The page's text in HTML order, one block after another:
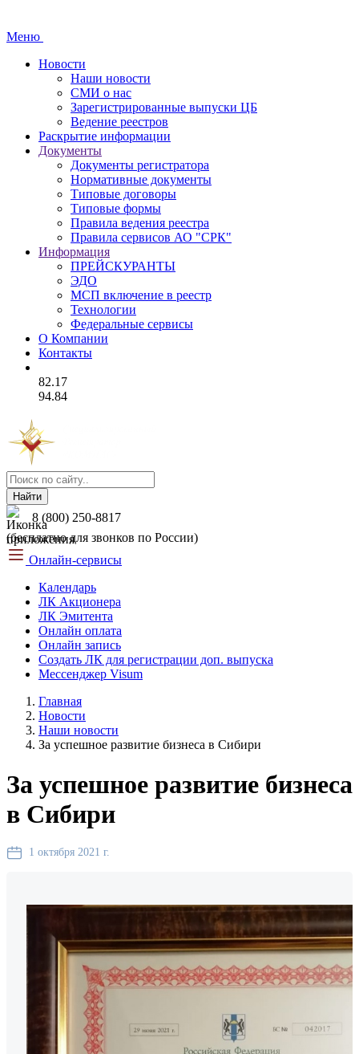
Меню
Новости
Наши новости
СМИ о нас
Зарегистрированные выпуски ЦБ
Ведение реестров
Раскрытие информации
Документы
Документы регистратора
Нормативные документы
Типовые договоры
Типовые формы
Правила ведения реестра
Правила сервисов АО "СРК"
Информация
ПРЕЙСКУРАНТЫ
ЭДО
МСП включение в реестр
Технологии
Федеральные сервисы
О Компании
Контакты
82.17
94.84
Найти
8 (800) 250-8817
(бесплатно для звонков по России)
Онлайн-сервисы
Календарь
ЛК Акционера
ЛК Эмитента
Онлайн оплата
Онлайн запись
Создать ЛК для регистрации доп. выпуска
Мессенджер Visum
Главная
Новости
Наши новости
За успешное развитие бизнеса в Сибири
За успешное развитие бизнеса
в Сибири
1 октября 2021 г.